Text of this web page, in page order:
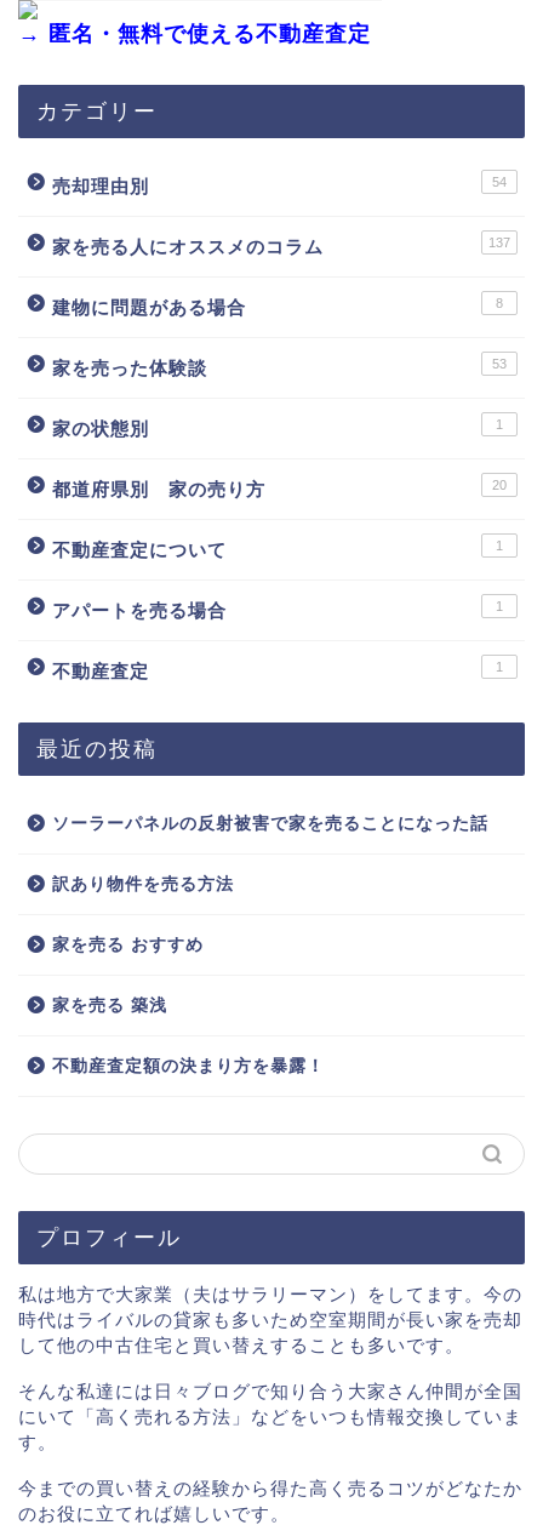
→ 匿名・無料で使える不動産査定
カテゴリー
売却理由別 54
家を売る人にオススメのコラム 137
建物に問題がある場合 8
家を売った体験談 53
家の状態別 1
都道府県別 家の売り方 20
不動産査定について 1
アパートを売る場合 1
不動産査定 1
最近の投稿
ソーラーパネルの反射被害で家を売ることになった話
訳あり物件を売る方法
家を売る おすすめ
家を売る 築浅
不動産査定額の決まり方を暴露！
プロフィール
私は地方で大家業（夫はサラリーマン）をしてます。今の
時代はライバルの貸家も多いため空室期間が長い家を売却
して他の中古住宅と買い替えすることも多いです。
そんな私達には日々ブログで知り合う大家さん仲間が全国
にいて「高く売れる方法」などをいつも情報交換していま
す。
今までの買い替えの経験から得た高く売るコツがどなたか
のお役に立てれば嬉しいです。